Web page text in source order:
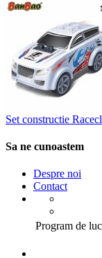
Set constructie
Sa ne cunoastem
Despre noi
Contact
Program de